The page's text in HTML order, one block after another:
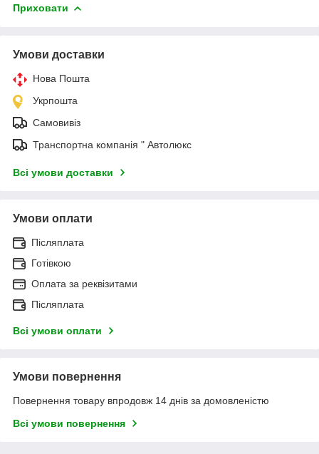
Приховати
Умови доставки
Нова Пошта
Укрпошта
Самовивіз
Транспортна компанія " Автолюкс
Всі умови доставки
Умови оплати
Післяплата
Готівкою
Оплата за реквізитами
Післяплата
Всі умови оплати
Умови повернення
Повернення товару впродовж 14 днів за домовленістю
Всі умови повернення